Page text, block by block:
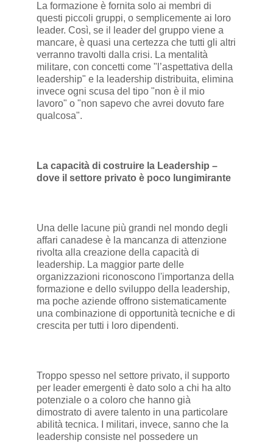
La formazione è fornita solo ai membri di
questi piccoli gruppi, o semplicemente ai loro
leader. Così, se il leader del gruppo viene a
mancare, è quasi una certezza che tutti gli altri
verranno travolti dalla crisi. La mentalità
militare, con concetti come "l’aspettativa della
leadership" e la leadership distribuita, elimina
invece ogni scusa del tipo "non è il mio
lavoro" o "non sapevo che avrei dovuto fare
qualcosa".
La capacità di costruire la Leadership –
dove il settore privato è poco lungimirante
Una delle lacune più grandi nel mondo degli
affari canadese è la mancanza di attenzione
rivolta alla creazione della capacità di
leadership. La maggior parte delle
organizzazioni riconoscono l'importanza della
formazione e dello sviluppo della leadership,
ma poche aziende offrono sistematicamente
una combinazione di opportunità tecniche e di
crescita per tutti i loro dipendenti.
Troppo spesso nel settore privato, il supporto
per leader emergenti è dato solo a chi ha alto
potenziale o a coloro che hanno già
dimostrato di avere talento in una particolare
abilità tecnica. I militari, invece, sanno che la
leadership consiste nel possedere un